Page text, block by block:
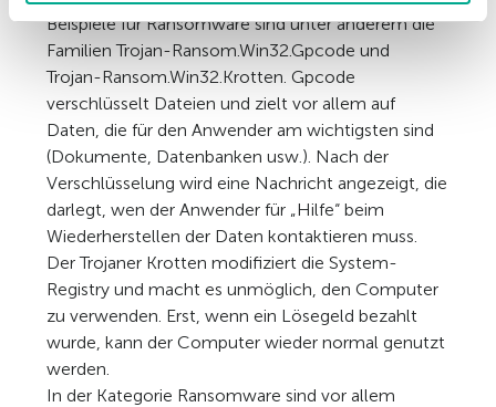
Beispiele für Ransomware sind unter anderem die
Familien Trojan-Ransom.Win32.Gpcode und
Trojan-Ransom.Win32.Krotten. Gpcode
verschlüsselt Dateien und zielt vor allem auf
Daten, die für den Anwender am wichtigsten sind
(Dokumente, Datenbanken usw.). Nach der
Verschlüsselung wird eine Nachricht angezeigt, die
darlegt, wen der Anwender für „Hilfe“ beim
Wiederherstellen der Daten kontaktieren muss.
Der Trojaner Krotten modifiziert die System-
Registry und macht es unmöglich, den Computer
zu verwenden. Erst, wenn ein Lösegeld bezahlt
wurde, kann der Computer wieder normal genutzt
werden.
In der Kategorie Ransomware sind vor allem